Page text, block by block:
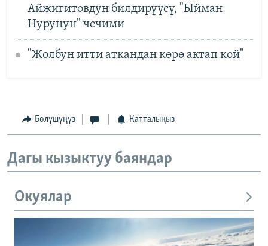
Айжигитовдун билдирүүсү, "Ыйман
Нурунун" чечими
"Жолбун итти аткандан көрө актап кой"
Бөлүшүңүз Катталыңыз
Дагы кызыктуу баяндар
Окуялар